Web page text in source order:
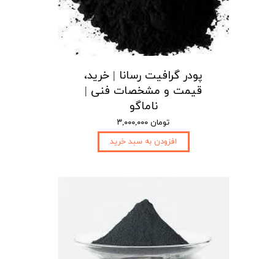
پودر گرافیت رسانا | خرید،
قیمت و مشخصات فنی |
ناماگو
۳,۰۰۰,۰۰۰ تومان
افزودن به سبد خرید